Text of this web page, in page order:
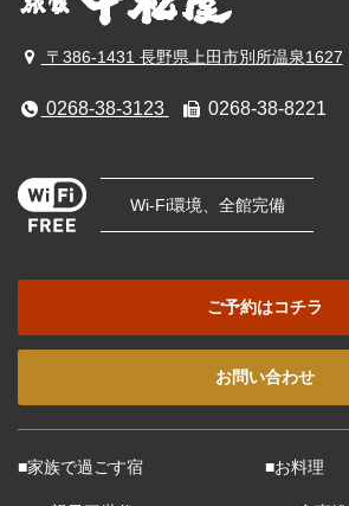
〒386-1431 長野県上田市別所温泉1627
0268-38-3123 0268-38-8221
Wi-Fi環境、全館完備
ご予約はコチラ
お問い合わせ
■家族で過ごす宿 ■お料理